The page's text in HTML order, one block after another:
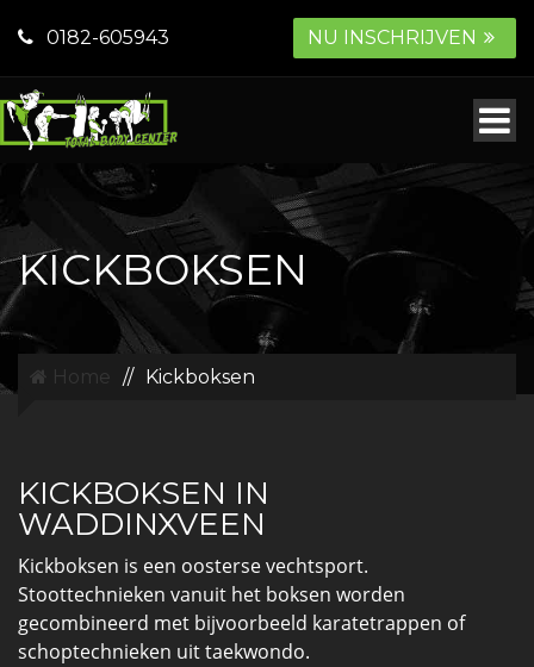
0182-605943 NU INSCHRIJVEN
KICKBOKSEN
Home // Kickboksen
KICKBOKSEN IN
WADDINXVEEN
Kickboksen is een oosterse vechtsport.
Stoottechnieken vanuit het boksen worden
gecombineerd met bijvoorbeeld karatetrappen of
schoptechnieken uit taekwondo.